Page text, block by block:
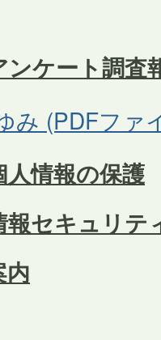
ケート調査
み (PDFファ
情報の保護
報セキュリテ